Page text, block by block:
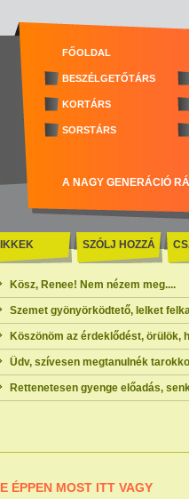
FŐOLDAL
BESZÉLGETŐTÁRS
KORTÁRS
SORSTÁRS
A NAGY GENERÁCIÓ
SZÓLJ HOZZÁ
Kösz, Renee! Nem nézem meg....
Szemet gyönyörködtető, lelket
Köszönöm az érdeklődést, örülök,
Üdv, szívesen megtanulnék
Rettenetesen gyenge előadás,
ÉPPEN MOST ITT VAGY